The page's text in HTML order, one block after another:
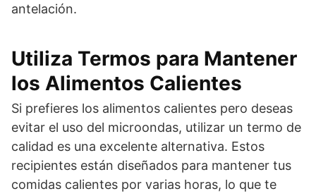
antelación.
Utiliza Termos para Mantener
los Alimentos Calientes
Si prefieres los alimentos calientes pero deseas
evitar el uso del microondas, utilizar un termo de
calidad es una excelente alternativa. Estos
recipientes están diseñados para mantener tus
comidas calientes por varias horas, lo que te